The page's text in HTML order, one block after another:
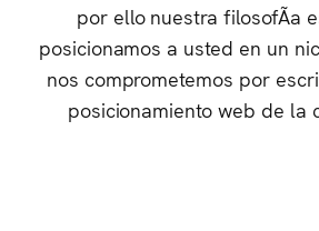
por ello nuestra filosofÃ­a
posicionamos a usted en un
nos comprometemos por
posicionamiento web de la